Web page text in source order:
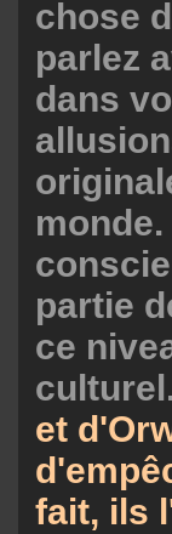
chose
parlez
dans
partie
ce
et
fait, ils